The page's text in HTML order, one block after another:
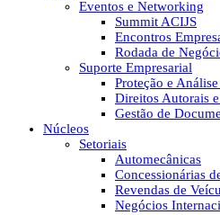
Eventos e Networking
Summit ACIJS
Encontros
Rodada de
Suporte Empresarial
Proteção e
Direitos Autorais e
Gestão de
Núcleos
Setoriais
Automecânicas
Concessionárias
Revendas de
Negócios